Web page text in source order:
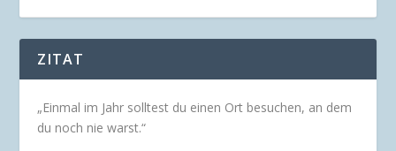
ZITAT
„Einmal im Jahr solltest du einen Ort besuchen, an dem
du noch nie warst.“